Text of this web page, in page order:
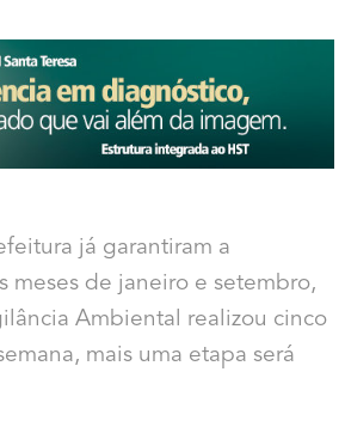
já garantiram a
meses de janeiro e setembro,
Ambiental realizou cinco
mais uma etapa será